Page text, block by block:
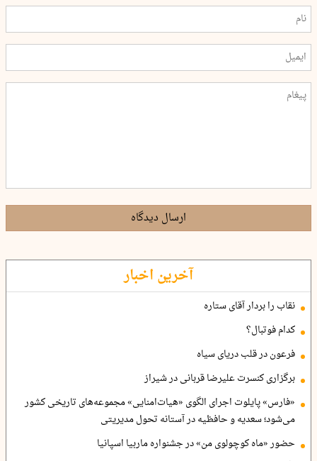
ارسال دیدگاه
آخرین اخبار
نقاب را بردار آقای ستاره
کدام فوتبال؟
فرعون در قلب دریای سیاه
برگزاری کنسرت علیرضا قربانی در شیراز
«فارس» پایلوت اجرای الگوی «هیات‌امنایی» مجموعه‌های تاریخی کشور
می‌شود؛ سعدیه و حافظیه در آستانه تحول مدیریتی
حضور «ماه کوچولوی من» در جشنواره ماربیا اسپانیا